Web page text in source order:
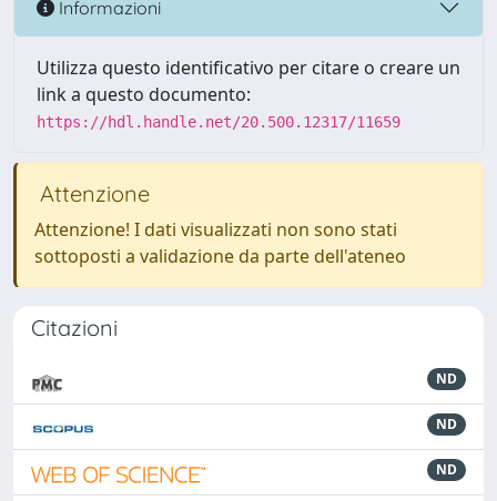
Informazioni
Utilizza questo identificativo per citare o creare un
link a questo documento:
https://hdl.handle.net/20.500.12317/11659
Attenzione
Attenzione! I dati visualizzati non sono stati
sottoposti a validazione da parte dell'ateneo
Citazioni
ND
ND
ND